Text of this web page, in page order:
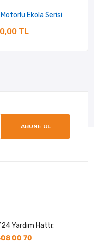
Ekola Serisi
TL
ABONE OL
Yardım Hattı:
00 70